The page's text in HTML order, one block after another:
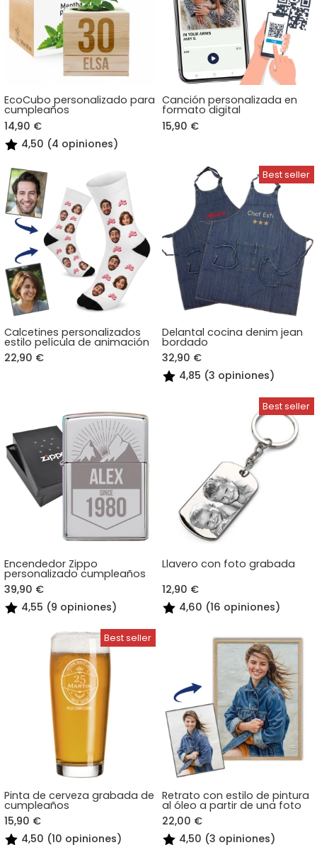
EcoCubo personalizado para
cumpleaños
14,90 €
4,50 (4 opiniones)
Canción personalizada en
formato digital
15,90 €
Calcetines personalizados
estilo película de animación
22,90 €
Delantal cocina denim jean
bordado
32,90 €
4,85 (3 opiniones)
Encendedor Zippo
personalizado cumpleaños
39,90 €
4,55 (9 opiniones)
Llavero con foto grabada
12,90 €
4,60 (16 opiniones)
Pinta de cerveza grabada de
cumpleaños
15,90 €
4,50 (10 opiniones)
Retrato con estilo de pintura
al óleo a partir de una foto
22,00 €
4,50 (3 opiniones)